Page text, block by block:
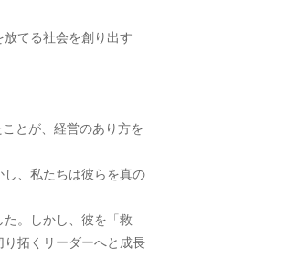
てる社会を創り出す
とが、経営のあり方を
、私たちは彼らを真の
。しかし、彼を「救
拓くリーダーへと成長